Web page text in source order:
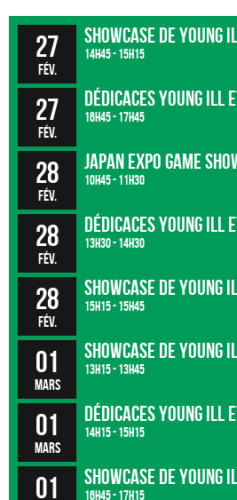
27
fév.
Showcase de Young
14h45 - 15h15
27
fév.
Dédicaces Young Ill
16h45 - 17h45
28
fév.
Japan Expo Game
10h45 - 11h30
28
fév.
Dédicaces Young Ill
13h30 - 14h30
28
fév.
Showcase de Young
15h15 - 15h45
01
mars
Showcase de Young
13h15 - 13h45
01
mars
Dédicaces Young Ill
14h15 - 15h15
01 Showcase de Young
16h45 - 17h15